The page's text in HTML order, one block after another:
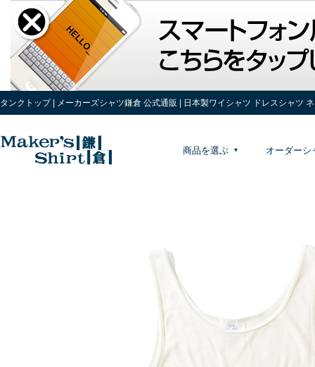
タンクトップ | メーカーズシャツ鎌倉 公式通販 | 日本製ワイシャツ ドレスシャツ
商品を選ぶ オーダーシ